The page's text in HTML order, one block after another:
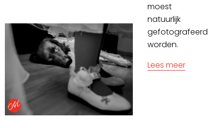
moest
natuurlijk
gefotografeerd
worden.
Lees meer